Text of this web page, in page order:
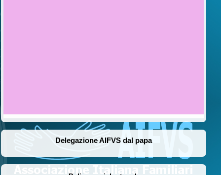
Delegazione AIFVS dal papa